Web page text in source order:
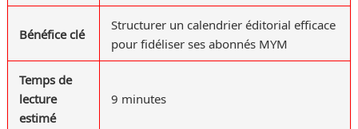
Bénéfice clé
Structurer un calendrier éditorial efficace
pour fidéliser ses abonnés MYM
Temps de
lecture
estimé
9 minutes